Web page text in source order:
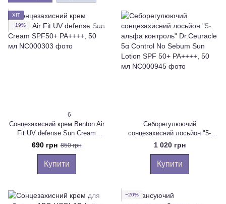
ХІТ
−19%
6
Сонцезахисний крем Benton Air
Fit UV defense Sun Cream
SPF50+ PA++++, 50 мл
690 грн 850 грн
Купити
Себорегулюючий
сонцезахисний лосьйон "5-
альфа контроль" Dr.Ceuracle
5α Control No Sebum Sun Lotion
SPF 50+ PA++++, 50 мл
1 020 грн
Купити
−20%